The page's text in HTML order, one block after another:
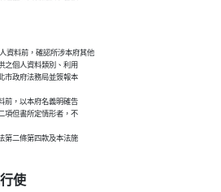
資料前，確認所涉本府其他
之個人資料類別、利用
北市政府法務局並簽報本
料前，以本府名義明確告
二項但書所定情形者，不
法第二條第四款及本法施
使